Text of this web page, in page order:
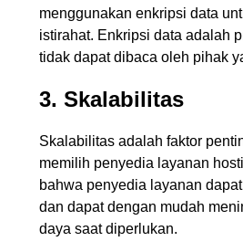
menggunakan enkripsi data
istirahat. Enkripsi data adalah
tidak dapat dibaca oleh pihak
3. Skalabilitas
Skalabilitas adalah faktor
memilih penyedia layanan
bahwa penyedia layanan
dan dapat dengan mudah
daya saat diperlukan.